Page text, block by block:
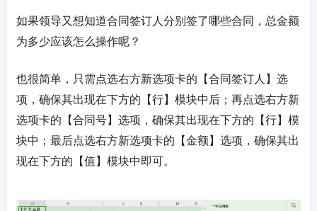
如果领导又想知道合同签订人分别签了哪些合同，总金额
为多少应该怎么操作呢？
也很简单，只需点选右方新选项卡的【合同签订人】选
项，确保其出现在下方的【行】模块中后；再点选右方新
选项卡的【合同号】选项，确保其出现在下方的【行】模
块中；最后点选右方新选项卡的【金额】选项，确保其出
现在下方的【值】模块中即可。